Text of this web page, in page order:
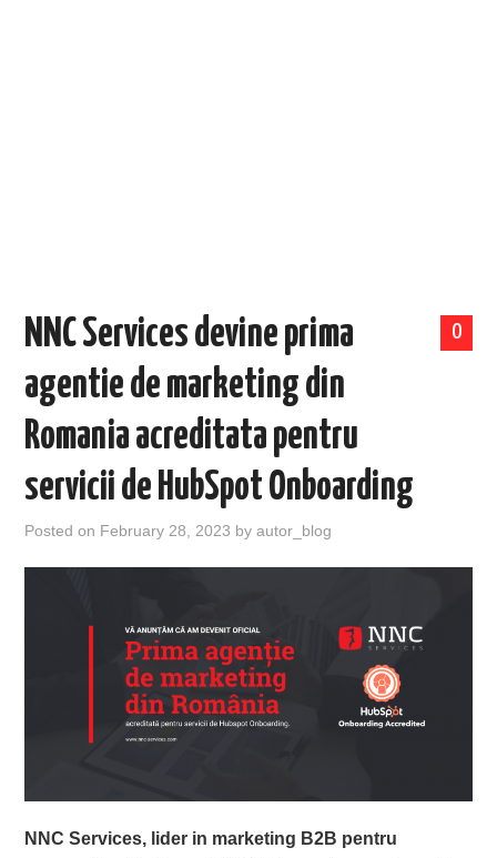
0
NNC Services devine prima
agentie de marketing din
Romania acreditata pentru
servicii de HubSpot Onboarding
Posted on February 28, 2023 byautor_blog
NNC Services, lider in marketing B2B pentru